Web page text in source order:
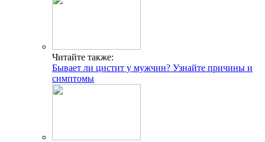
Читайте также:
Бывает ли цистит у мужчин? Узнайте причины и
симптомы